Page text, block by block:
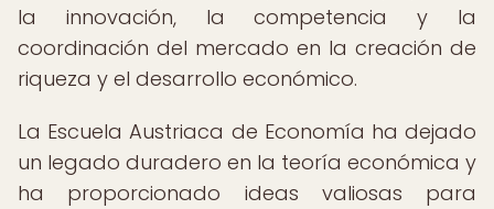
la innovación, la competencia y la
coordinación del mercado en la creación de
riqueza y el desarrollo económico.
La Escuela Austriaca de Economía ha dejado
un legado duradero en la teoría económica y
ha proporcionado ideas valiosas para